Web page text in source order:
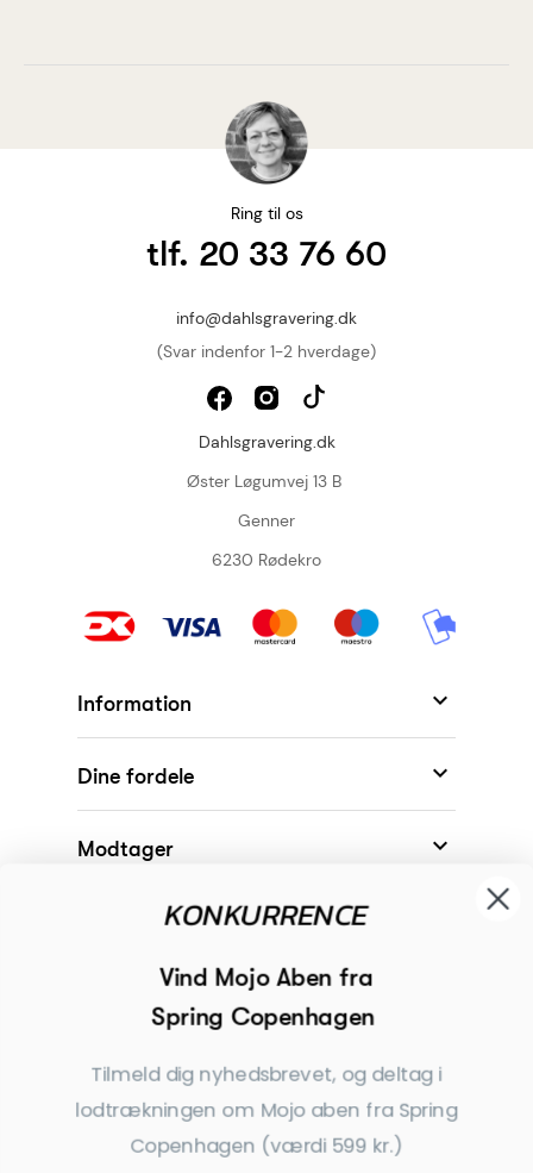
Ring til os
tlf. 20 33 76 60
info@dahlsgravering.dk
(Svar indenfor 1-2 hverdage)
Dahlsgravering.dk
Øster Løgumvej 13 B
Genner
6230 Rødekro
Information 
Dine fordele 
Modtager 
Begivenheder
Få nyheder, tips og tilbud før andre
Spring Copenhagen
Tilmeld dig nyhedsbrevet, og deltag i
lodtrækningen om Mojo aben fra Spring
Copenhagen (værdi 599 kr.)